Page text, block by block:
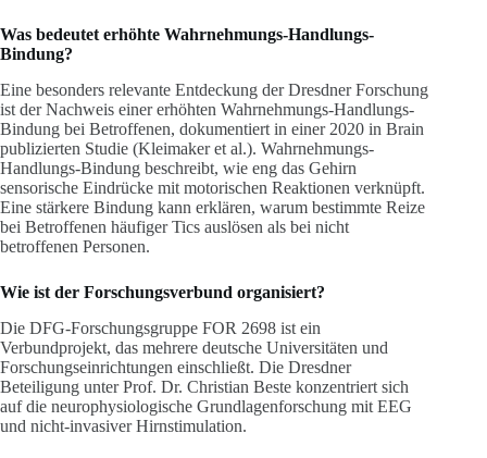
Was bedeutet erhöhte Wahrnehmungs-Handlungs-
Bindung?
Eine besonders relevante Entdeckung der Dresdner Forschung
ist der Nachweis einer erhöhten Wahrnehmungs-Handlungs-
Bindung bei Betroffenen, dokumentiert in einer 2020 in Brain
publizierten Studie (Kleimaker et al.). Wahrnehmungs-
Handlungs-Bindung beschreibt, wie eng das Gehirn
sensorische Eindrücke mit motorischen Reaktionen verknüpft.
Eine stärkere Bindung kann erklären, warum bestimmte Reize
bei Betroffenen häufiger Tics auslösen als bei nicht
betroffenen Personen.
Wie ist der Forschungsverbund organisiert?
Die DFG-Forschungsgruppe FOR 2698 ist ein
Verbundprojekt, das mehrere deutsche Universitäten und
Forschungseinrichtungen einschließt. Die Dresdner
Beteiligung unter Prof. Dr. Christian Beste konzentriert sich
auf die neurophysiologische Grundlagenforschung mit EEG
und nicht-invasiver Hirnstimulation.